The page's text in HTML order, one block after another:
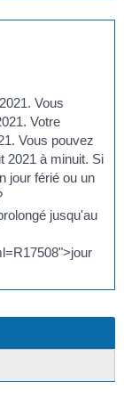
Vous
Votre
Vous pouvez
2021 à minuit. Si
jour férié ou un
jusqu'au